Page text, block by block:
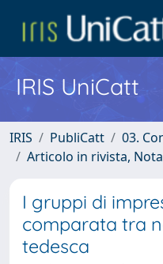
IRIS UniCatt
IRIS PubliCatt
03.
Articolo in rivista,
I gruppi di
comparata tra
tedesca